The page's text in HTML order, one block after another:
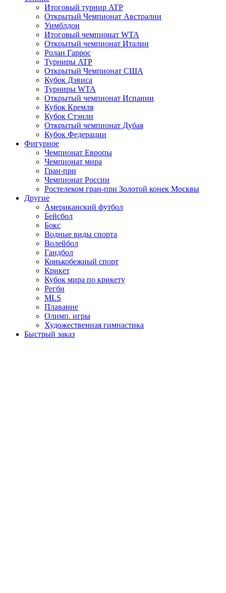
Итоговый турнир ATP
Открытый Чемпионат Австралии
Уимблдон
Итоговый чемпионат WTA
Открытый чемпионат Италии
Ролан Гаррос
Турниры ATP
Открытый Чемпионат США
Кубок Дэвиса
Турниры WTA
Открытый чемпионат Испании
Кубок Кремля
Кубок Стэнли
Открытый чемпионат Дубая
Кубок Федерации
Фигурное
Чемпионат Европы
Чемпионат мира
Гран-при
Чемпионат России
Ростелеком гран-при Золотой конек Москвы
Другие
Американский футбол
Бейсбол
Бокс
Водные виды спорта
Волейбол
Гандбол
Конькобежный спорт
Крикет
Кубок мира по крикету
Регби
MLS
Плавание
Олимп. игры
Художественная гимнастика
Быстрый заказ